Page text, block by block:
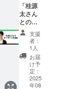
「桂源
太さん
とのオ
ンライ
ン交流
会（9月
開催）1
時間に
招待」
開催時
期：
支援
者：
1人
お届
け予
定：
2025
年08